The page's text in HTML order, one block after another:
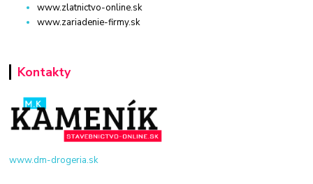
www.zlatnictvo-online.sk
www.zariadenie-firmy.sk
Kontakty
www.dm-drogeria.sk